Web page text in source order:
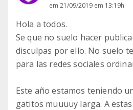
em 21/09/2019 em 13:19h
Hola a todos.
Se que no suelo hacer
disculpas por ello. No suelo
para las redes sociales
Este año estamos teniendo
gatitos muuuuy larga. A